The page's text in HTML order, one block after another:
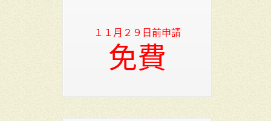
１１月２９日前申請
免費